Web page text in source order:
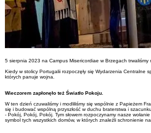
5 sierpnia 2023 na Campus Misericordiae w Brzegach
Kiedy w stolicy Portugalii rozpoczęły się Wydarzenia Centralne
których panuje wojna.
Wieczorem zapłonęło też Światło Pokoju.
W ten dzień czuwaliśmy i modliliśmy się wspólnie z Papieżem
się i budować wspólną przyszłość w duchu braterstwa i szacunku.
- Pokój, Pokój, Pokój. Tym słowem rozpoczynamy nasze
symbol tych wszystkich domów, w których znaleźli schronienie